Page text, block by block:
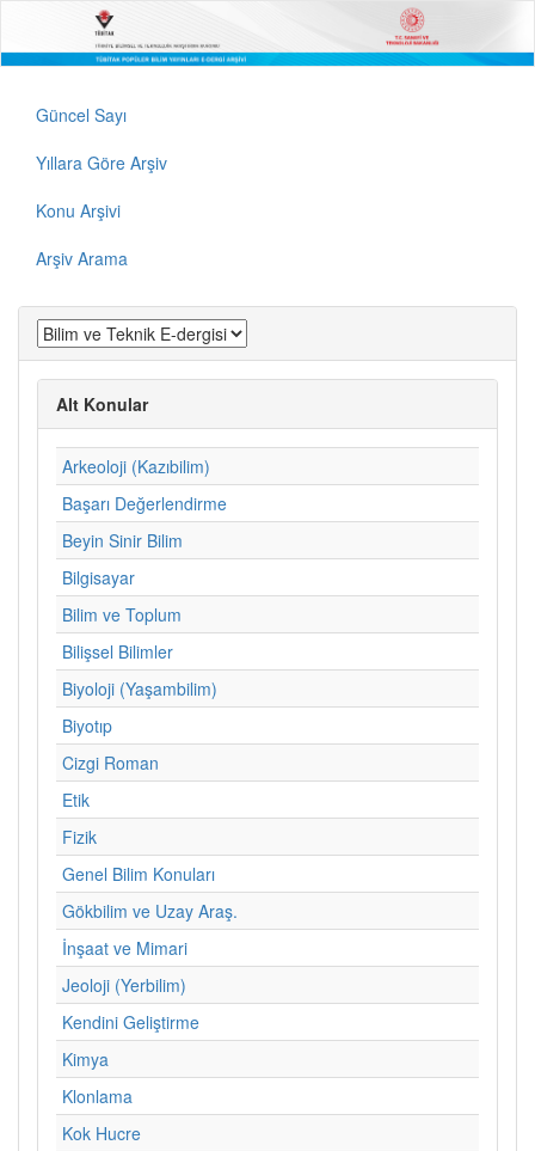
Güncel Sayı
Yıllara Göre Arşiv
Konu Arşivi
Arşiv Arama
Alt Konular
Arkeoloji (Kazıbilim)
Başarı Değerlendirme
Beyin Sinir Bilim
Bilgisayar
Bilim ve Toplum
Bilişsel Bilimler
Biyoloji (Yaşambilim)
Biyotıp
Cizgi Roman
Etik
Fizik
Genel Bilim Konuları
Gökbilim ve Uzay Araş.
İnşaat ve Mimari
Jeoloji (Yerbilim)
Kendini Geliştirme
Kimya
Klonlama
Kok Hucre